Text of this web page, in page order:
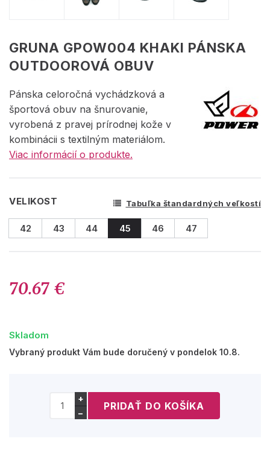
GRUNA GPOW004 KHAKI PÁNSKA
OUTDOOROVÁ OBUV
Pánska celoročná vychádzková a
športová obuv na šnurovanie,
vyrobená z pravej prírodnej kože v
kombinácii s textilným materiálom.
Viac informácií o produkte.
VELIKOST Tabuľka štandardných veľkostí
42 43 44 45 46 47
70.67 €
Skladom
Vybraný produkt Vám bude doručený v pondelok 10.8.
+
−